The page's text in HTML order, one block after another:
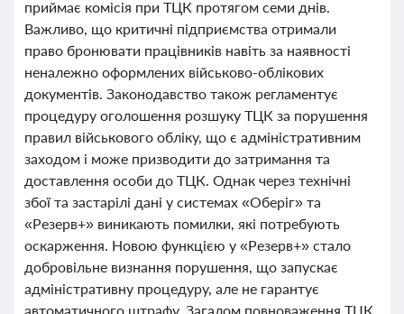
приймає комісія при ТЦК протягом семи днів.
Важливо, що критичні підприємства отримали
право бронювати працівників навіть за наявності
неналежно оформлених військово-облікових
документів. Законодавство також регламентує
процедуру оголошення розшуку ТЦК за порушення
правил військового обліку, що є адміністративним
заходом і може призводити до затримання та
доставлення особи до ТЦК. Однак через технічні
збої та застарілі дані у системах «Оберіг» та
«Резерв+» виникають помилки, які потребують
оскарження. Новою функцією у «Резерв+» стало
добровільне визнання порушення, що запускає
адміністративну процедуру, але не гарантує
автоматичного штрафу. Загалом повноваження ТЦК